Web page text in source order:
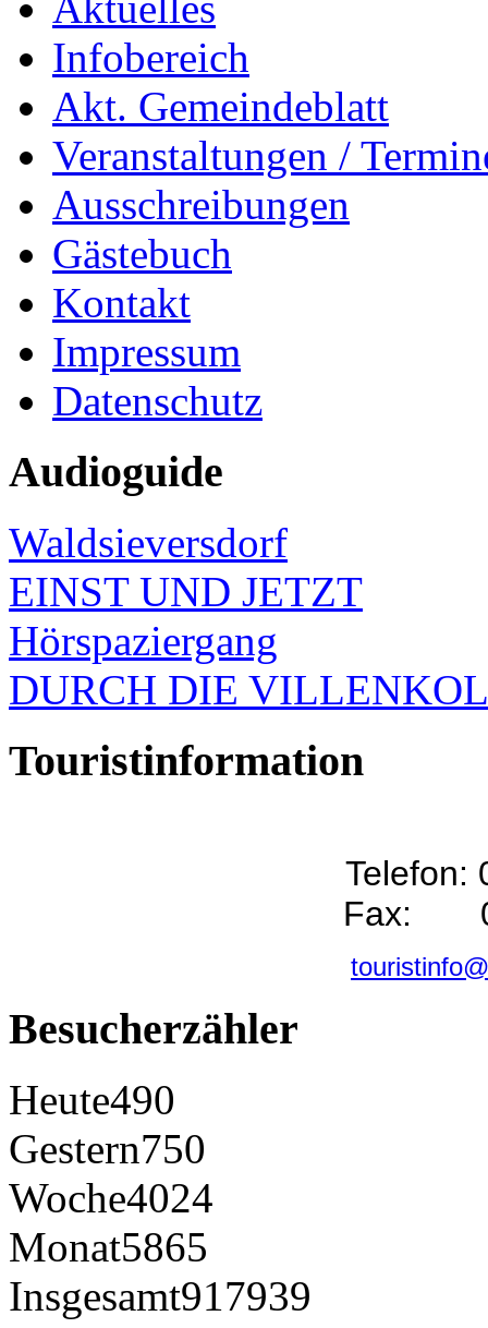
Infobereich
Akt. Gemeindeblatt
Veranstaltungen /
Ausschreibungen
Gästebuch
Kontakt
Impressum
Datenschutz
Audioguide
Waldsieversdorf
EINST UND JETZT
Hörspaziergang
DURCH DIE
Touristinformation
Telefon:
Fax:
Besucherzähler
Heute490
Gestern750
Woche4024
Monat5865
Insgesamt917939